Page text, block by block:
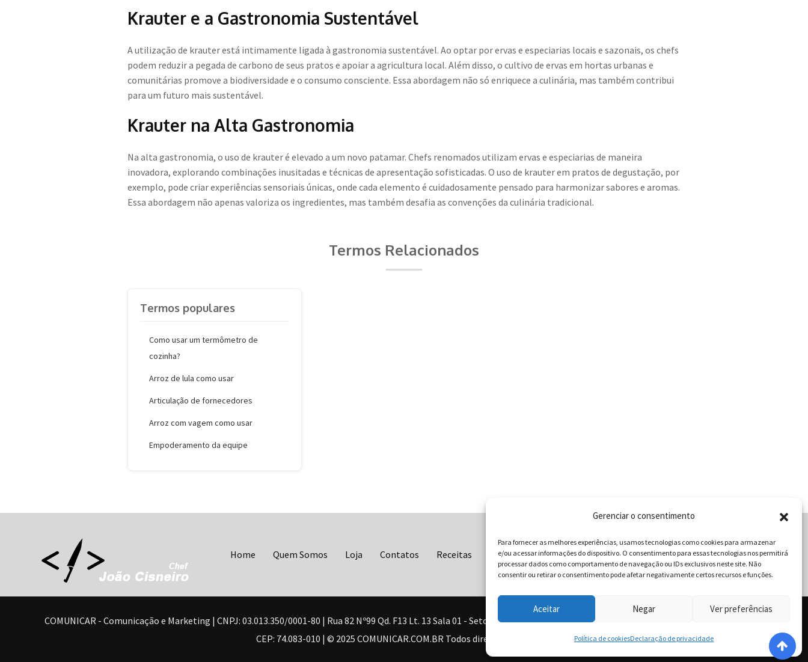
Gerenciar o consentimento
Para fornecer as melhores experiências, usamos tecnologias como cookies para armazenar
e/ou acessar informações do dispositivo. O consentimento para essas tecnologias nos permitirá
processar dados como comportamento de navegação ou IDs exclusivos neste site. Não
consentir ou retirar o consentimento pode afetar negativamente certos recursos e funções.
Aceitar Negar Ver preferências
Política de cookiesDeclaração de privacidade
Krauter e a Gastronomia Sustentável
A utilização de krauter está intimamente ligada à gastronomia sustentável. Ao optar por ervas e especiarias locais e sazonais, os chefs
podem reduzir a pegada de carbono de seus pratos e apoiar a agricultura local. Além disso, o cultivo de ervas em hortas urbanas e
comunitárias promove a biodiversidade e o consumo consciente. Essa abordagem não só enriquece a culinária, mas também contribui
para um futuro mais sustentável.
Krauter na Alta Gastronomia
Na alta gastronomia, o uso de krauter é elevado a um novo patamar. Chefs renomados utilizam ervas e especiarias de maneira
inovadora, explorando combinações inusitadas e técnicas de apresentação sofisticadas. O uso de krauter em pratos de degustação, por
exemplo, pode criar experiências sensoriais únicas, onde cada elemento é cuidadosamente pensado para harmonizar sabores e aromas.
Essa abordagem não apenas valoriza os ingredientes, mas também desafia as convenções da culinária tradicional.
Termos Relacionados
Termos populares
Como usar um termômetro de
cozinha?
Arroz de lula como usar
Articulação de fornecedores
Arroz com vagem como usar
Empoderamento da equipe
Home Quem Somos Loja Contatos Receitas Blog Vocabulário da Gastronomia
COMUNICAR - Comunicação e Marketing | CNPJ: 03.013.350/0001-80 | Rua 82 Nº99 Qd. F13 Lt. 13 Sala 01 - Setor Sul - Brasil - Goiânia - Goiás | Telefone / Whats App 62 996358681 -
CEP: 74.083-010 | © 2025 COMUNICAR.COM.BR Todos direitos reservados.